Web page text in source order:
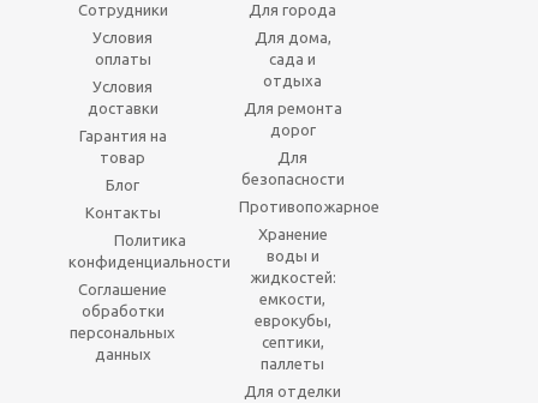
Сотрудники
Условия
оплаты
Условия
доставки
Гарантия на
товар
Блог
Контакты
Политика
конфиденциальности
Соглашение
обработки
персональных
данных
Для города
Для дома,
сада и
отдыха
Для ремонта
дорог
Для
безопасности
Противопожарное
Хранение
воды и
жидкостей:
емкости,
еврокубы,
септики,
паллеты
Для отделки